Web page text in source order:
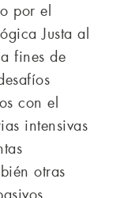
por el
Justa al
fines de
con el
intensivas
otras